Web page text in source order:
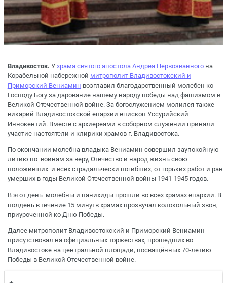
Владивосток. У храма святого апостола Андрея Первозванного на
Корабельной набережной митрополит Владивостокский и
Приморский Вениамин возглавил благодарственный молебен ко
Господу Богу за дарование нашему народу победы над фашизмом в
Великой Отечественной войне. За богослужением молился также
викарий Владивостокской епархии епископ Уссурийский
Иннокентий. Вместе с архиереями в соборном служении приняли
участие настоятели и клирики храмов г. Владивостока.
По окончании молебна владыка Вениамин совершил заупокойную
литию по воинам за веру, Отечество и народ жизнь свою
положивших и всех страдальчески погибших, от горьких работ и ран
умерших в годы Великой Отечественной войны 1941-1945 годов.
В этот день молебны и панихиды прошли во всех храмах епархии. В
полдень в течение 15 минутв храмах прозвучал колокольный звон,
приуроченной ко Дню Победы.
Далее митрополит Владивостокский и Приморский Вениамин
присутствовал на официальных торжествах, прошедших во
Владивостоке на центральной площади, посвящённых 70-летию
Победы в Великой Отечественной войне.